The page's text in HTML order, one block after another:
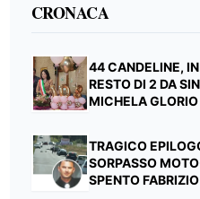
CRONACA
44 CANDELINE,
RESTO DI 2 DA
MICHELA GLORIO
TRAGICO
SORPASSO
SPENTO